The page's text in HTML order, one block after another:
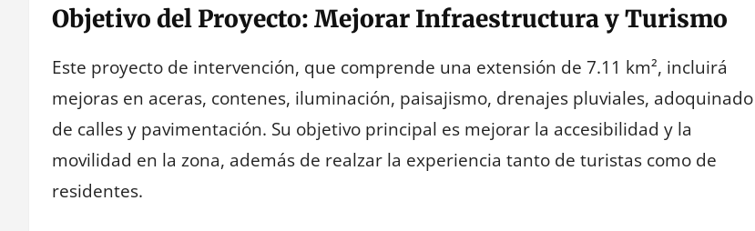
Objetivo del Proyecto: Mejorar Infraestructura y Turismo
Este proyecto de intervención, que comprende una extensión de 7.11 km², incluirá
mejoras en aceras, contenes, iluminación, paisajismo, drenajes pluviales, adoquinado
de calles y pavimentación. Su objetivo principal es mejorar la accesibilidad y la
movilidad en la zona, además de realzar la experiencia tanto de turistas como de
residentes.